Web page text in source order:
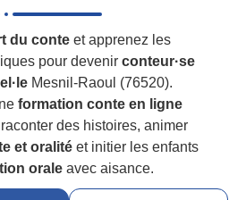
du conteet apprenez les
pour devenirconteur·se
Mesnil-Raoul (76520).
formation conte en ligne
des histoires, animer
et oralitéet initier les enfants
orale avec aisance.